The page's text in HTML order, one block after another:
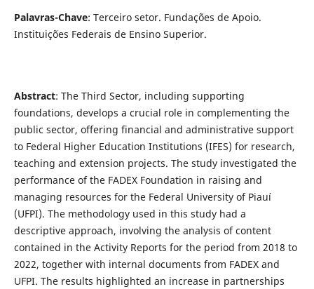
Palavras-Chave: Terceiro setor. Fundações de Apoio.
Instituições Federais de Ensino Superior.
Abstract: The Third Sector, including supporting
foundations, develops a crucial role in complementing the
public sector, offering financial and administrative support
to Federal Higher Education Institutions (IFES) for research,
teaching and extension projects. The study investigated the
performance of the FADEX Foundation in raising and
managing resources for the Federal University of Piauí
(UFPI). The methodology used in this study had a
descriptive approach, involving the analysis of content
contained in the Activity Reports for the period from 2018 to
2022, together with internal documents from FADEX and
UFPI. The results highlighted an increase in partnerships